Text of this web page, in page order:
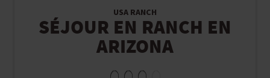
USA RANCH
SÉJOUR EN RANCH EN
ARIZONA